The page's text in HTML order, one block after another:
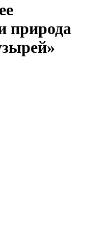
природа